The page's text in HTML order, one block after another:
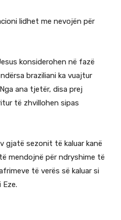
lidhet me nevojën për
konsiderohen në fazë
braziliani ka vuajtur
ana tjetër, disa prej
të zhvillohen sipas
gjatë sezonit të kaluar kanë
mendojnë për ndryshime të
të verës së kaluar si